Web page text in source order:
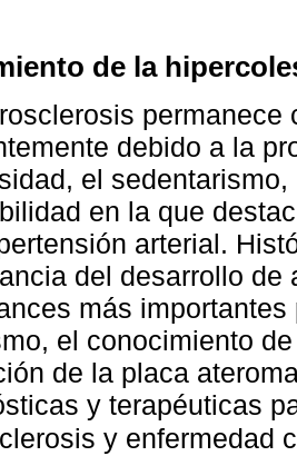
de la
debido a la
el
en la que
arterial.
del desarrollo
más
el conocimiento
de la placa
y terapéuticas
y enfermedad